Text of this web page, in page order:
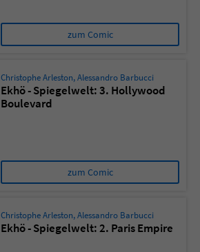
zum Comic
Christophe Arleston,Alessandro Barbucci
Ekhö - Spiegelwelt: 3. Hollywood
Boulevard
zum Comic
Christophe Arleston,Alessandro Barbucci
Ekhö - Spiegelwelt: 2. Paris Empire